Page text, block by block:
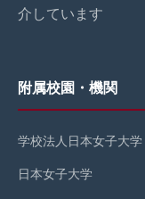
介しています
附属校園・機関
学校法人日本女子大学
日本女子大学